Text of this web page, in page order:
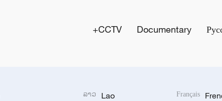
Documentary
CCTV+
Français
Lao
ລາວ